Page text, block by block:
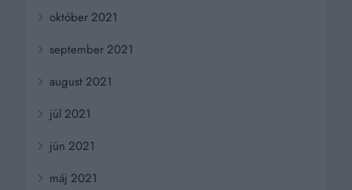
október 2021
september 2021
august 2021
júl 2021
jún 2021
máj 2021